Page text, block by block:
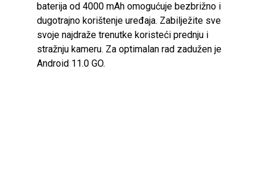
baterija od 4000 mAh omogućuje bezbrižno i
dugotrajno korištenje uređaja. Zabilježite sve
svoje najdraže trenutke koristeći prednju i
stražnju kameru. Za optimalan rad zadužen je
Android 11.0 GO.